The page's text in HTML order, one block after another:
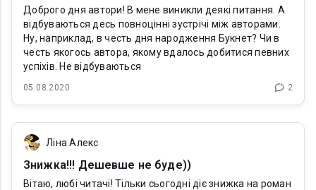
Доброго дня автори! В мене виникли деякі питання. А
відбуваються десь повноцінні зустрічі між авторами.
Ну, наприклад, в честь дня народження Букнет? Чи в
честь якогось автора, якому вдалось добитися певних
успіхів. Не відбуваються
05.08.2020 2
Ліна Алекс
Знижка!!! Дешевше не буде))
Вітаю, любі читачі! Тільки сьогодні діє знижка на роман